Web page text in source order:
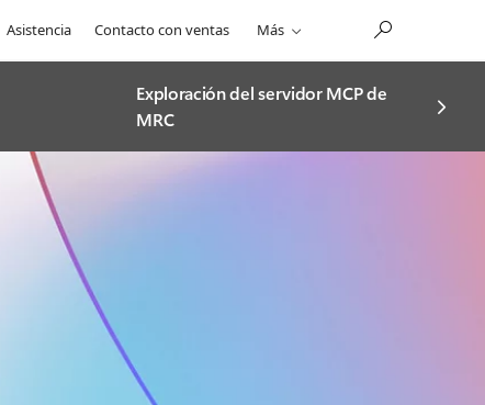
Asistencia Contacto con ventas Más
Exploración del servidor MCP de
MRC